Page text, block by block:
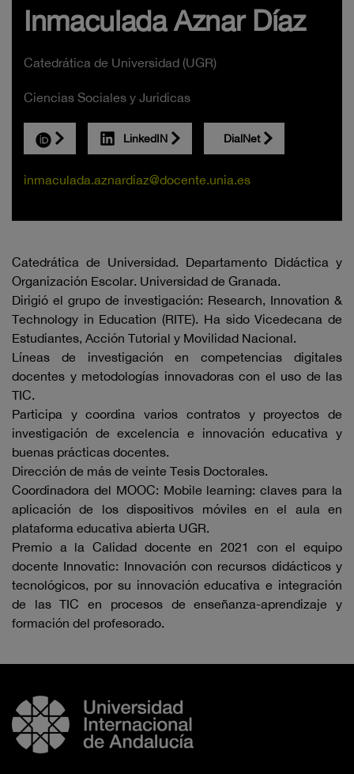
Inmaculada Aznar Díaz
Catedrática de Universidad (UGR)
Ciencias Sociales y Juridicas
LinkedIN DialNet
inmaculada.aznardiaz@docente.unia.es
Catedrática de Universidad. Departamento Didáctica y
Organización Escolar. Universidad de Granada.
Dirigió el grupo de investigación: Research, Innovation &
Technology in Education (RITE). Ha sido Vicedecana de
Estudiantes, Acción Tutorial y Movilidad Nacional.
Líneas de investigación en competencias digitales
docentes y metodologías innovadoras con el uso de las
TIC.
Participa y coordina varios contratos y proyectos de
investigación de excelencia e innovación educativa y
buenas prácticas docentes.
Dirección de más de veinte Tesis Doctorales.
Coordinadora del MOOC: Mobile learning: claves para la
aplicación de los dispositivos móviles en el aula en
plataforma educativa abierta UGR.
Premio a la Calidad docente en 2021 con el equipo
docente Innovatic: Innovación con recursos didácticos y
tecnológicos, por su innovación educativa e integración
de las TIC en procesos de enseñanza-aprendizaje y
formación del profesorado.